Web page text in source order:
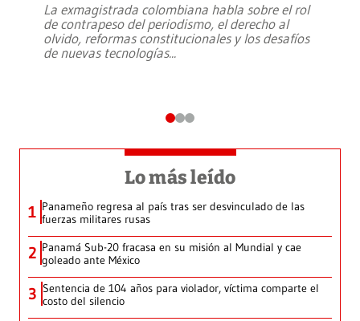
La exmagistrada colombiana habla sobre el rol
de contrapeso del periodismo, el derecho al
olvido, reformas constitucionales y los desafíos
de nuevas tecnologías...
Lo más leído
1 Panameño regresa al país tras ser desvinculado de las
fuerzas militares rusas
2 Panamá Sub-20 fracasa en su misión al Mundial y cae
goleado ante México
3 Sentencia de 104 años para violador, víctima comparte el
costo del silencio